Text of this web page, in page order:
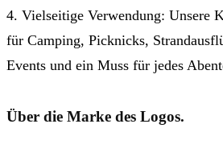
4. Vielseitige Verwendung: Unsere
für Camping, Picknicks,
Events und ein Muss für jedes
Über die Marke des Logos.